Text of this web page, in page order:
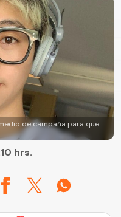
de campaña para que
hrs.